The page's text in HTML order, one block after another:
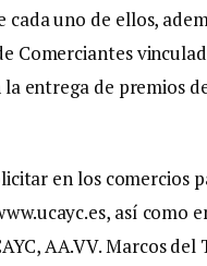
cada uno de ellos,
Comerciantes
entrega de premios
en los comercios
así como
AA.VV. Marcos